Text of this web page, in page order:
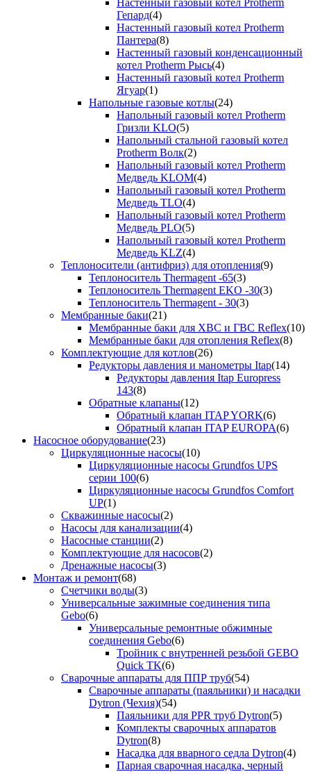
Настенный газовый котел Protherm
Гепард(4)
Настенный газовый котел Protherm
Пантера(8)
Настенный газовый конденсационный
котел Protherm Рысь(4)
Настенный газовый котел Protherm
Ягуар(1)
Напольные газовые котлы(24)
Напольный газовый котел Protherm
Гризли KLO(5)
Напольный стальной газовый котел
Protherm Волк(2)
Напольный газовый котел Protherm
Медведь KLOM(4)
Напольный газовый котел Protherm
Медведь TLO(4)
Напольный газовый котел Protherm
Медведь PLO(5)
Напольный газовый котел Protherm
Медведь KLZ(4)
Теплоносители (антифриз) для отопления(9)
Теплоноситель Thermagent -65(3)
Теплоноситель Thermagent EKO -30(3)
Теплоноситель Thermagent - 30(3)
Мембранные баки(21)
Мембранные баки для ХВС и ГВС Reflex(10)
Мембранные баки для отопления Reflex(8)
Комплектующие для котлов(26)
Редукторы давления и манометры Itap(14)
Редукторы давления Itap Europress
143(8)
Обратные клапаны(12)
Обратный клапан ITAP YORK(6)
Обратный клапан ITAP EUROPA(6)
Насосное оборудование(23)
Циркуляционные насосы(10)
Циркуляционные насосы Grundfos UPS
серии 100(6)
Циркуляционные насосы Grundfos Comfort
UP(1)
Скважинные насосы(2)
Насосы для канализации(4)
Насосные станции(2)
Комплектующие для насосов(2)
Дренажные насосы(3)
Монтаж и ремонт(68)
Счетчики воды(3)
Универсальные зажимные соединения типа
Gebo(6)
Универсальные ремонтные обжимные
соединения Gebo(6)
Тройник с внутренней резьбой GEBO
Quick TK(6)
Сварочные аппараты для ППР труб(54)
Сварочные аппараты (паяльники) и насадки
Dytron (Чехия)(54)
Паяльники для PPR труб Dytron(5)
Комплекты сварочных аппаратов
Dytron(8)
Насадка для вварного седла Dytron(4)
Парная сварочная насадка, черный